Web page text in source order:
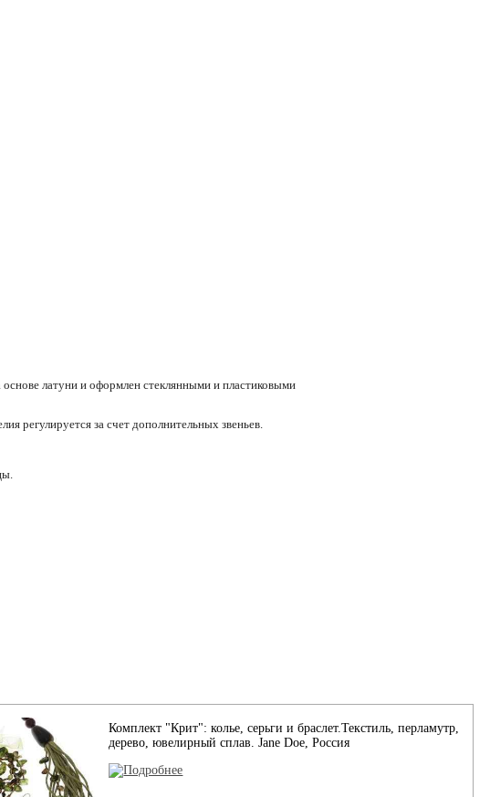
латуни и оформлен стеклянными и пластиковыми
регулируется за счет дополнительных звеньев.
Комплект "Крит": колье, серьги и браслет.Текстиль, перламутр,
дерево, ювелирный сплав. Jane Doe, Россия